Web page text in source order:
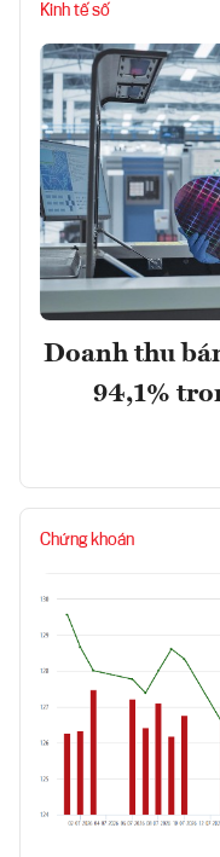
Kinh tế số
Doanh thu
94,1%
Chứng khoán